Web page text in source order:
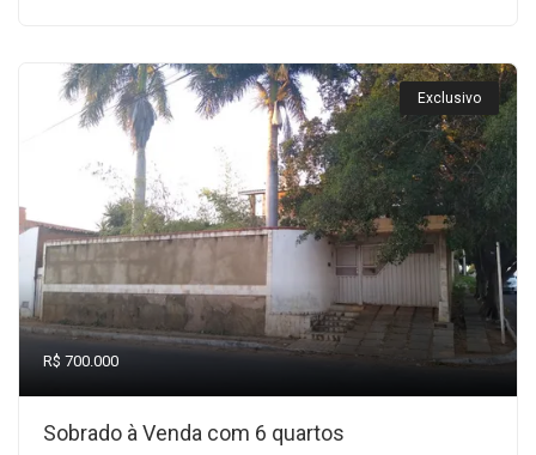
Exclusivo
R$ 700.000
Sobrado à Venda com 6 quartos